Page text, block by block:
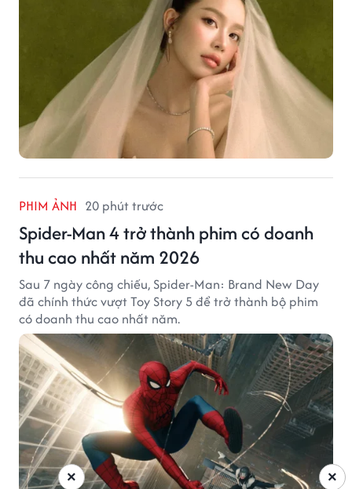
PHIM ẢNH 20 phút trước
Spider-Man 4 trở thành phim có doanh
thu cao nhất năm 2026
Sau 7 ngày công chiếu, Spider-Man: Brand New Day
đã chính thức vượt Toy Story 5 để trở thành bộ phim
có doanh thu cao nhất năm.
×
×